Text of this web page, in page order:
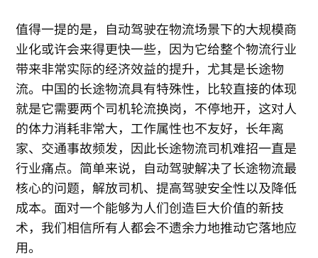
值得一提的是，自动驾驶在物流场景下的大规模商
业化或许会来得更快一些，因为它给整个物流行业
带来非常实际的经济效益的提升，尤其是长途物
流。中国的长途物流具有特殊性，比较直接的体现
就是它需要两个司机轮流换岗，不停地开，这对人
的体力消耗非常大，工作属性也不友好，长年离
家、交通事故频发，因此长途物流司机难招一直是
行业痛点。简单来说，自动驾驶解决了长途物流最
核心的问题，解放司机、提高驾驶安全性以及降低
成本。面对一个能够为人们创造巨大价值的新技
术，我们相信所有人都会不遗余力地推动它落地应
用。